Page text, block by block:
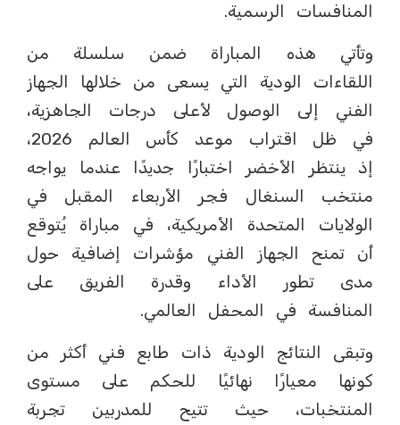
المنافسات الرسمية.
وتأتي هذه المباراة ضمن سلسلة من
اللقاءات الودية التي يسعى من خلالها الجهاز
الفني إلى الوصول لأعلى درجات الجاهزية،
في ظل اقتراب موعد كأس العالم 2026،
إذ ينتظر الأخضر اختبارًا جديدًا عندما يواجه
منتخب السنغال فجر الأربعاء المقبل في
الولايات المتحدة الأمريكية، في مباراة يُتوقع
أن تمنح الجهاز الفني مؤشرات إضافية حول
مدى تطور الأداء وقدرة الفريق على
المنافسة في المحفل العالمي.
وتبقى النتائج الودية ذات طابع فني أكثر من
كونها معيارًا نهائيًا للحكم على مستوى
المنتخبات، حيث تتيح للمدربين تجربة